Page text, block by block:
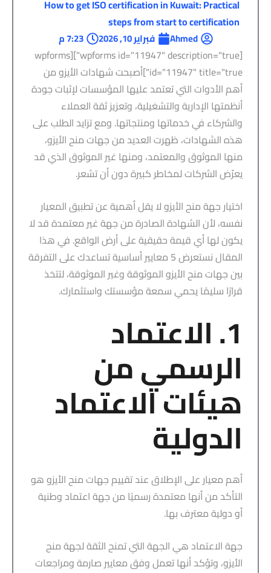
How to get ISO certification in Kuwait: Practical
steps from start to certification
Ahmed فبراير 10, 2026 7:23 م
[wpforms id="11947" description="true"][wpforms
id="11947" title="true"]أصبحت شهادات الأيزو من
أهم الأدوات التي تعتمد عليها المؤسسات لإثبات جودة
أنظمتها الإدارية والتشغيلية، وتعزيز ثقة العملاء
والشركاء في خدماتها ومنتجاتها. ومع تزايد الطلب على
هذه الشهادات، ظهرت العديد من جهات منح الأيزو،
منها الموثوق والمعتمد، ومنها غير الموثوق الذي قد
يعرّض الشركات لمخاطر كبيرة دون أن تشعر.
اختيار جهة منح الأيزو لا يقل أهمية عن تطبيق المعيار
نفسه، لأن الشهادة الصادرة من جهة غير معتمدة قد لا
يكون لها أي قيمة حقيقية على أرض الواقع. في هذا
المقال نستعرض 5 معايير أساسية تساعدك على التفرقة
بين جهات منح الأيزو الموثوقة وغير الموثوقة، لتتخذ
قرارًا سليمًا يحمي سمعة مؤسستك واستثمارك.
1. الاعتماد
الرسمي من
هيئات الاعتماد
الدولية
أهم معيار على الإطلاق عند تقييم جهات منح الأيزو هو
التأكد من أنها معتمدة رسميًا من جهة اعتماد وطنية
أو دولية معترف بها.
جهة الاعتماد هي الجهة التي تمنح الثقة لجهة منح
الأيزو، وتؤكد أنها تعمل وفق معايير صارمة ومراجعات